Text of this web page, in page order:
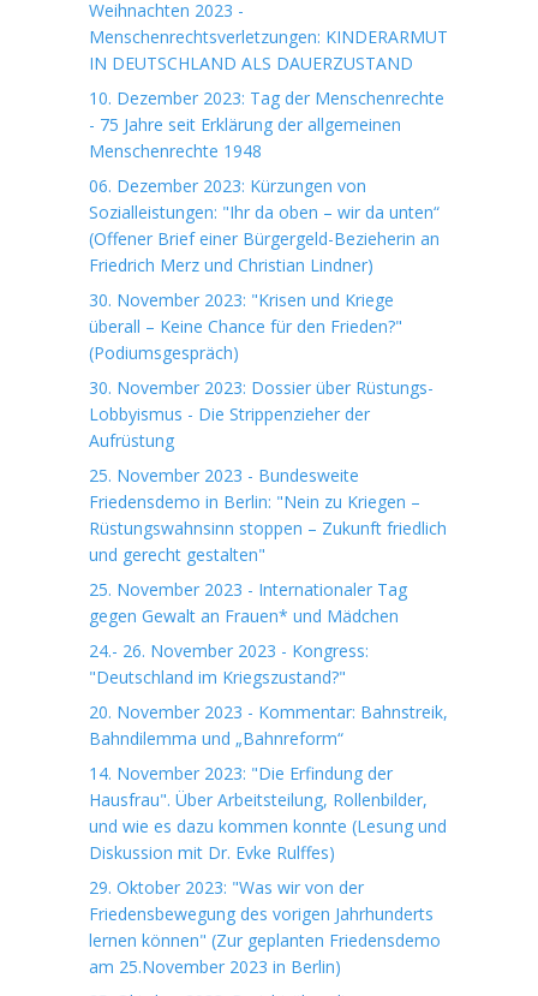
Weihnachten 2023 -
Menschenrechtsverletzungen: KINDERARMUT
IN DEUTSCHLAND ALS DAUERZUSTAND
10. Dezember 2023: Tag der Menschenrechte
- 75 Jahre seit Erklärung der allgemeinen
Menschenrechte 1948
06. Dezember 2023: Kürzungen von
Sozialleistungen: "Ihr da oben – wir da unten“
(Offener Brief einer Bürgergeld-Bezieherin an
Friedrich Merz und Christian Lindner)
30. November 2023: "Krisen und Kriege
überall – Keine Chance für den Frieden?"
(Podiumsgespräch)
30. November 2023: Dossier über Rüstungs-
Lobbyismus - Die Strippenzieher der
Aufrüstung
25. November 2023 - Bundesweite
Friedensdemo in Berlin: "Nein zu Kriegen –
Rüstungswahnsinn stoppen – Zukunft friedlich
und gerecht gestalten"
25. November 2023 - Internationaler Tag
gegen Gewalt an Frauen* und Mädchen
24.- 26. November 2023 - Kongress:
"Deutschland im Kriegszustand?"
20. November 2023 - Kommentar: Bahnstreik,
Bahndilemma und „Bahnreform“
14. November 2023: "Die Erfindung der
Hausfrau". Über Arbeitsteilung, Rollenbilder,
und wie es dazu kommen konnte (Lesung und
Diskussion mit Dr. Evke Rulffes)
29. Oktober 2023: "Was wir von der
Friedensbewegung des vorigen Jahrhunderts
lernen können" (Zur geplanten Friedensdemo
am 25.November 2023 in Berlin)